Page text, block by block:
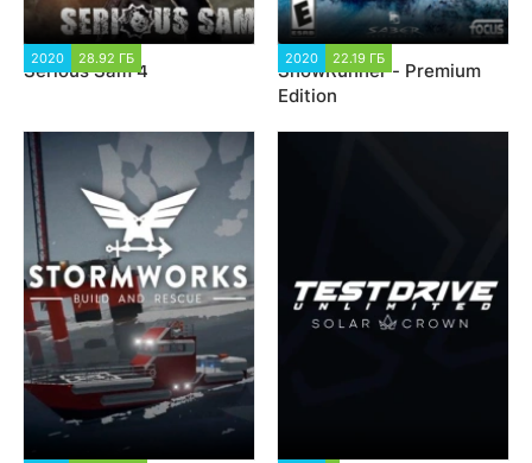
2020 28.92 ГБ
Serious Sam 4
2020 22.19 ГБ
SnowRunner - Premium
Edition